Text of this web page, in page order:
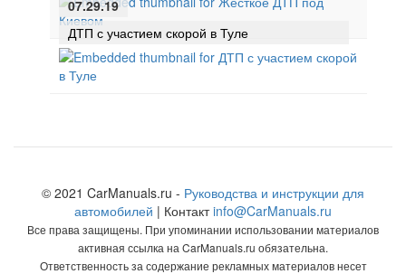
07.29.19
ДТП с участием скорой в Туле
© 2021 CarManuals.ru - Руководства и инструкции для
автомобилей | Контактinfo@CarManuals.ru
Все права защищены. При упоминании использовании материалов
активная ссылка на CarManuals.ru обязательна.
Ответственность за содержание рекламных материалов несет